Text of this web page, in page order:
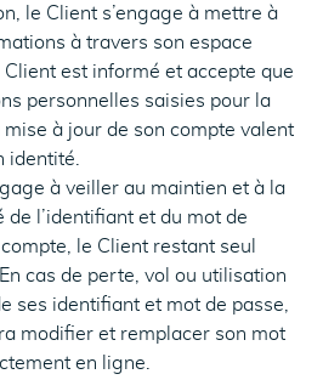
le Client s’engage à mettre à
à travers son espace
Client est informé et accepte que
personnelles saisies pour la
à jour de son compte valent
identité.
à veiller au maintien et à la
de l’identifiant et du mot de
le Client restant seul
cas de perte, vol ou utilisation
ses identifiant et mot de passe,
modifier et remplacer son mot
en ligne.